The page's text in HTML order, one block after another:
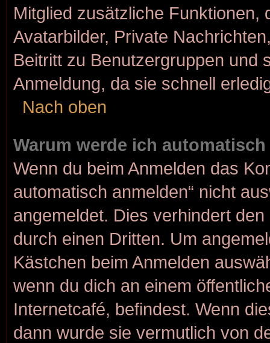
Mitglied zusätzliche Funktionen,
Avatarbilder, Private
Beitritt zu Benutzergruppen und
Anmeldung, da sie schnell
Nach oben
Warum werde ich
Wenn du beim Anmelden das
automatisch anmelden“ nicht
angemeldet. Dies verhindert
durch einen Dritten. Um
Kästchen beim Anmelden
wenn du dich an einem
Internetcafé, befindest. Wenn
dann wurde sie vermutlich von